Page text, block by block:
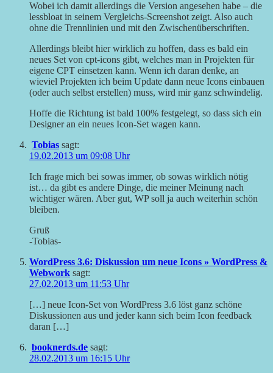
Wobei ich damit allerdings die Version angesehen habe – die
lessbloat in seinem Vergleichs-Screenshot zeigt. Also auch
ohne die Trennlinien und mit den Zwischenüberschriften.
Allerdings bleibt hier wirklich zu hoffen, dass es bald ein
neues Set von cpt-icons gibt, welches man in Projekten für
eigene CPT einsetzen kann. Wenn ich daran denke, an
wieviel Projekten ich beim Update dann neue Icons einbauen
(oder auch selbst erstellen) muss, wird mir ganz schwindelig.
Hoffe die Richtung ist bald 100% festgelegt, so dass sich ein
Designer an ein neues Icon-Set wagen kann.
Tobias sagt:
19.02.2013 um 09:08 Uhr
Ich frage mich bei sowas immer, ob sowas wirklich nötig
ist… da gibt es andere Dinge, die meiner Meinung nach
wichtiger wären. Aber gut, WP soll ja auch weiterhin schön
bleiben.
Gruß
-Tobias-
WordPress 3.6: Diskussion um neue Icons » WordPress &
Webwork sagt:
27.02.2013 um 11:53 Uhr
[…] neue Icon-Set von WordPress 3.6 löst ganz schöne
Diskussionen aus und jeder kann sich beim Icon feedback
daran […]
booknerds.de sagt:
28.02.2013 um 16:15 Uhr